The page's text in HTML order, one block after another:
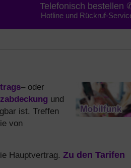
Telefonisch bestellen
Hotline und Rückruf-
– oder
und
ist. Treffen
von
Hauptvertrag. Zu den Tarifen